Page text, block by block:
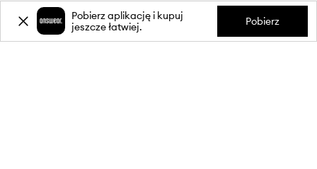
Pobierz aplikację i kupuj
jeszcze łatwiej.
Pobierz